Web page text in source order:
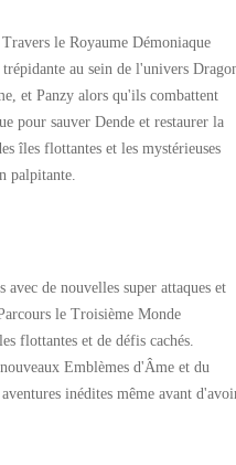
le Royaume Démoniaque
au sein de l'univers
et Panzy alors qu'ils combattent
pour sauver Dende et restaurer la
îles flottantes et les mystérieuses
palpitante.
avec de nouvelles super attaques et
le Troisième Monde
flottantes et de défis cachés.
Emblèmes d'Âme et du
inédites même avant